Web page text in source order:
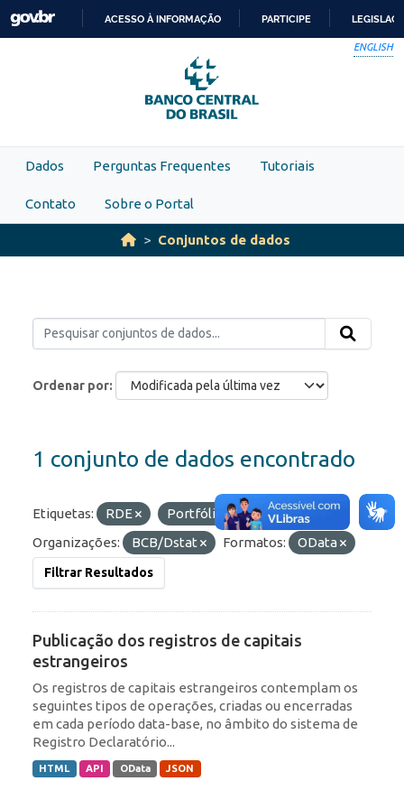
Skip to main content
PARA
O
CONTEÚDO
ACESSO À INFORMAÇÃO PARTICIPE
ENGLISH
Dados Perguntas Frequentes Tutoriais
Contato Sobre o Portal
Conjuntos de dados
Ordenar por
1 conjunto de dados encontrado
Etiquetas: RDE Portfólio
ROF
Organizações:
BCB/Dstat Formatos: OData
Filtrar Resultados
Publicação dos registros de capitais
estrangeiros
Os registros de capitais estrangeiros contemplam os
seguintes tipos de operações, criadas ou encerradas
em cada período data-base, no âmbito do sistema de
Registro Declaratório...
HTML API OData JSON